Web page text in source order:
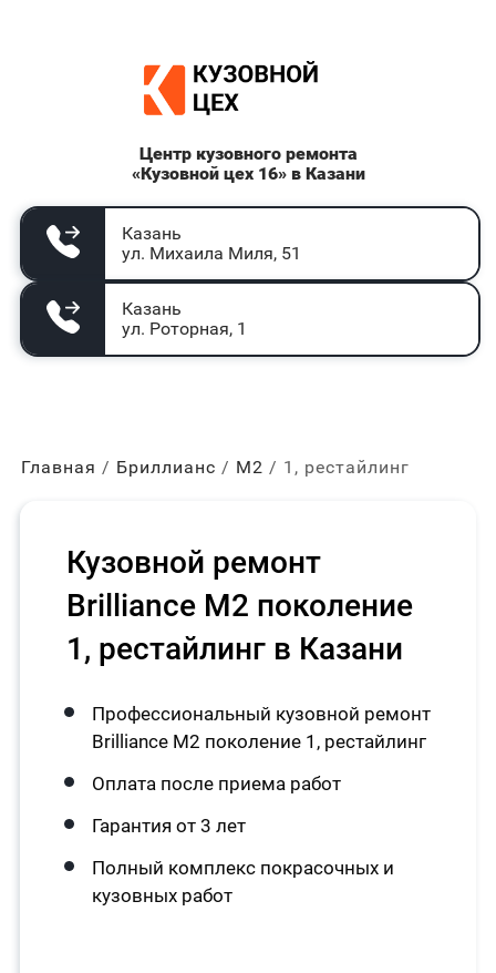
Центр кузовного ремонта
«Кузовной цех 16» в Казани
Казань
ул. Михаила Миля, 51
Казань
ул. Роторная, 1
Главная Бриллианс М2 1, рестайлинг
Кузовной ремонт
Brilliance M2 поколение
1, рестайлинг в Казани
Профессиональный кузовной ремонт
Brilliance M2 поколение 1, рестайлинг
Оплата после приема работ
Гарантия от 3 лет
Полный комплекс покрасочных и
кузовных работ